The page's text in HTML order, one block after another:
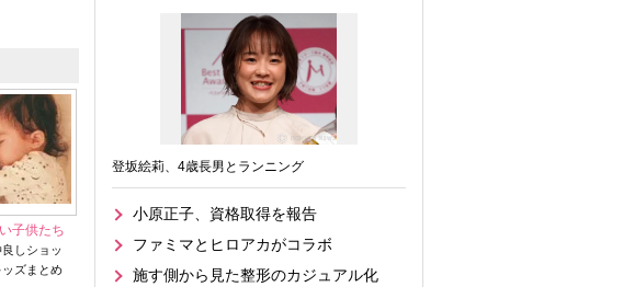
子供たち
しショッ
ッズまとめ
登坂絵莉、4歳長男とランニング
小原正子、資格取得を報告
ファミマとヒロアカがコラボ
施す側から見た整形のカジュアル化